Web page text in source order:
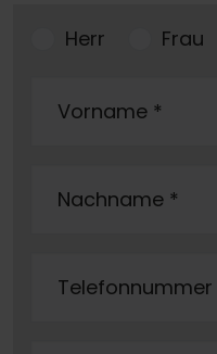
Herr Frau
Vorname *
Nachname *
Telefonnummer